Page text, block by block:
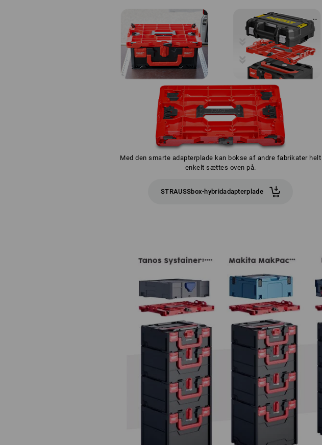
Med den smarte adapterplade kan bokse af andre fabrikater helt
enkelt sættes oven på.
STRAUSSbox-hybridadapterplade